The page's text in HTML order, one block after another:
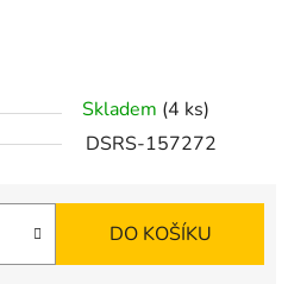
Skladem (4 ks)
DSRS-157272
DO KOŠÍKU